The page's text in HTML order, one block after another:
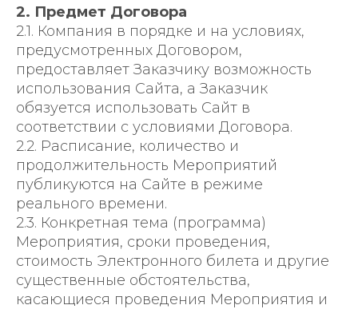
2. Предмет Договора
2.1. Компания в порядке и на условиях,
предусмотренных Договором,
предоставляет Заказчику возможность
использования Сайта, а Заказчик
обязуется использовать Сайт в
соответствии с условиями Договора.
2.2. Расписание, количество и
продолжительность Мероприятий
публикуются на Сайте в режиме
реального времени.
2.3. Конкретная тема (программа)
Мероприятия, сроки проведения,
стоимость Электронного билета и другие
существенные обстоятельства,
касающиеся проведения Мероприятия и